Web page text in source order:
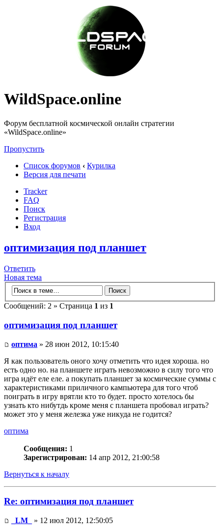
WildSpace.online
Форум бесплатной космической онлайн стратегии
«WildSpace.online»
Пропустить
Список форумов ‹ Курилка
Версия для печати
Tracker
FAQ
Поиск
Регистрация
Вход
оптимизация под планшет
Ответить
Новая тема
Сообщений: 2 » Страница 1 из 1
оптимизация под планшет
оптима » 28 июн 2012, 10:15:40
Я как пользователь оного хочу отметить что идея хороша. но
есть одно но. на планшете играть невозможно в силу того что
игра идёт еле еле. а покупать планшет за космические суммы с
характеристиками приличного кампьютера для того чтоб
поиграть в игру врятли кто то будет. просто хотелось бы
узнать кто нибутдь кроме меня с планшета пробовал играть?
может это у меня железка уже никуда не годится?
оптима
Сообщения: 1
Зарегистрирован: 14 апр 2012, 21:00:58
Вернуться к началу
Re: оптимизация под планшет
_LM_
» 12 июл 2012, 12:50:05